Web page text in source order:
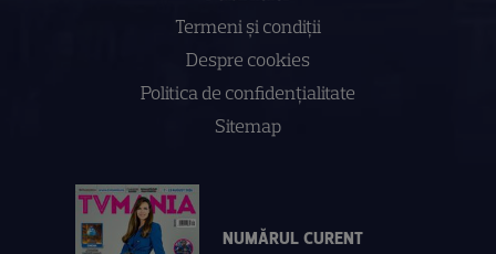
Termeni și condiții
Despre cookies
Politica de confidenţialitate
Sitemap
NUMĂRUL CURENT